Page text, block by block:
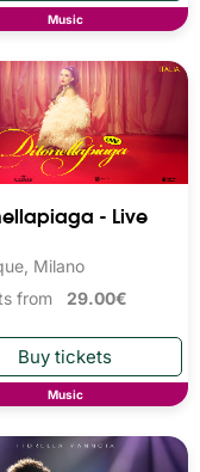
Music
- Live
Milano
from 29.00€
Music